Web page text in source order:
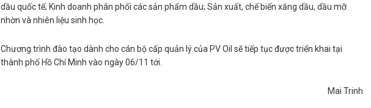
dầu quốc tế; Kinh doanh phân phối các sản phẩm dầu; Sản xuất, chế biến xăng dầu, dầu mỡ
nhờn và nhiên liệu sinh học.
Chương trình đào tạo dành cho cán bộ cấp quản lý của PV Oil sẽ tiếp tục được triển khai tại
thành phố Hồ Chí Minh vào ngày 06/11 tới.
Mai Trinh